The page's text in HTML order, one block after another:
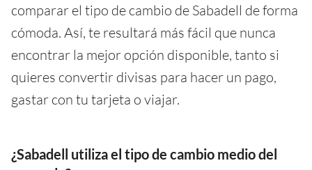
comparar el tipo de cambio de Sabadell de forma
cómoda. Así, te resultará más fácil que nunca
encontrar la mejor opción disponible, tanto si
quieres convertir divisas para hacer un pago,
gastar con tu tarjeta o viajar.
¿Sabadell utiliza el tipo de cambio medio del